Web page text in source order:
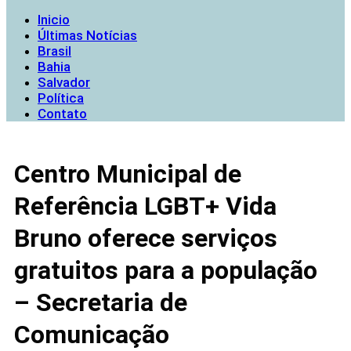
Inicio
Últimas Notícias
Brasil
Bahia
Salvador
Política
Contato
Centro Municipal de
Referência LGBT+ Vida
Bruno oferece serviços
gratuitos para a população
– Secretaria de
Comunicação